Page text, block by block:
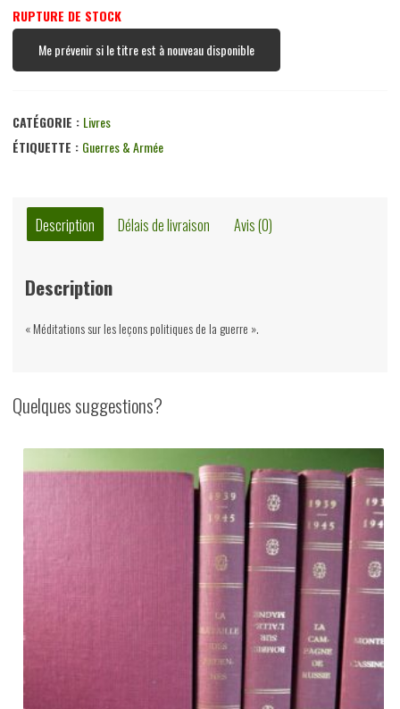
RUPTURE DE STOCK
Me prévenir si le titre est à nouveau disponible
CATÉGORIE : Livres
ÉTIQUETTE : Guerres & Armée
Description Délais de livraison Avis (0)
Description
« Méditations sur les leçons politiques de la guerre ».
Quelques suggestions?